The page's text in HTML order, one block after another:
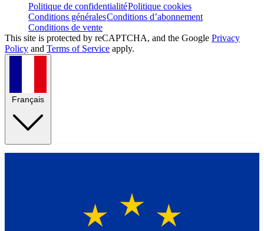
Politique de confidentialitéPolitique cookies
Conditions généralesConditions d’abonnement
Conditions de vente
This site is protected by reCAPTCHA, and the Google Privacy
Policy and Terms of Service apply.
Français